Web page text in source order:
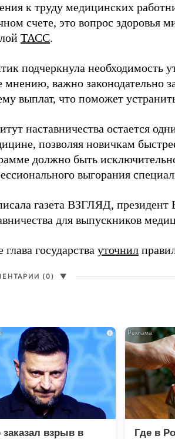
к труду медицинских
счете, это вопрос здоровья
ТАСС.
подчеркнула необходимость
мнению, важно законодательно
выплат, что поможет
наставничества остается
позволяя новичкам
должно быть
выгорания
газета ВЗГЛЯД,
для выпускников
глава государства уточнил
(0) ▼
i
заказал взрыв в
Где в